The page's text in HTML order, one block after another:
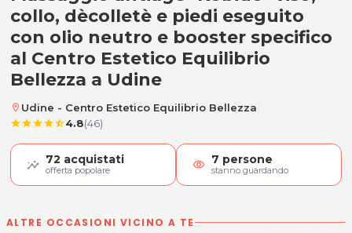
collo, dècolletè e piedi eseguito
con olio neutro e booster specifico
al Centro Estetico Equilibrio
Bellezza a Udine
location_on Udine - Centro Estetico Equilibrio Bellezza
starstarstarstarstar_half4.8(46)
72 acquistati
offerta popolare visibility 7 persone
stanno guardando
ALTRE OCCASIONI VICINO A TE